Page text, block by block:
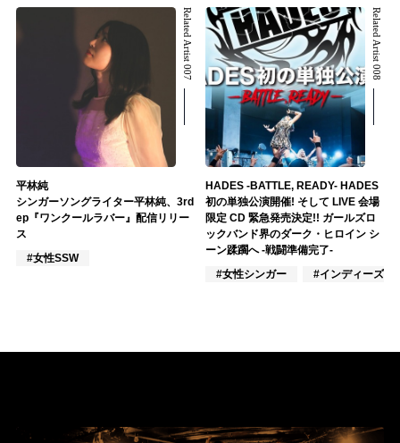
Related Artist 007
平林純
シンガーソングライター平林純、3rd
ep『ワンクールラバー』配信リリー
ス
#女性SSW
Related Artist 008
HADES -BATTLE, READY- HADES
初の単独公演開催! そして LIVE 会場
限定 CD 緊急発売決定!! ガールズロ
ックバンド界のダーク・ヒロイン シ
ーン蹂躙へ -戦闘準備完了-
#女性シンガー
#インディーズ